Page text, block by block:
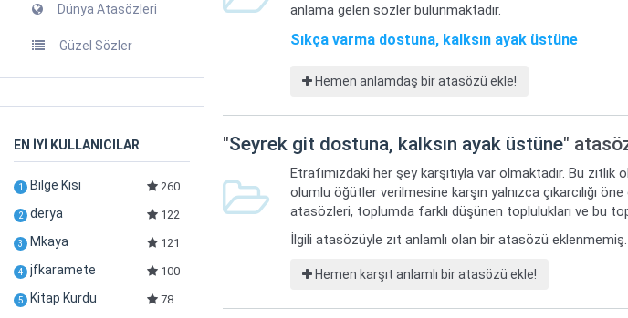
Dünya Atasözleri
Güzel Sözler
EN İYİ KULLANICILAR
1 Bilge Kisi 260
2 derya 122
3 Mkaya 121
4 jfkaramete 100
5 Kitap Kurdu 78
anlama gelen sözler bulunmaktadır.
Sıkça varma dostuna, kalksın ayak üstüne
Hemen anlamdaş bir atasözü ekle!
"Seyrek git dostuna, kalksın ayak üstüne"
Etrafımızdaki her şey karşıtıyla var olmaktadır. Bu
olumlu öğütler verilmesine karşın yalnızca çıkarcılığı
atasözleri, toplumda farklı düşünen toplulukları ve bu
İlgili atasözüyle zıt anlamlı olan bir atasözü eklenmemiş.
Hemen karşıt anlamlı bir atasözü ekle!